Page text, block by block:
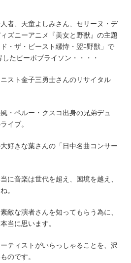
者、天童よしみさん、セリーヌ・デ
ズニーアニメ『美女と野獣』の主題
・ザ・ビースト縲恃・翌ﾆ野獣」で
たピーボブライソン・・・・
スト金子三勇士さんのリサイタル
・ペルー・クスコ出身の兄弟デュ
イブ。
好きな葉さんの「日中名曲コンサー
に音楽は世代を超え、国境を越え、
。
敵な演者さんを知ってもらう為に、
当に思います。
ティストがいらっしゃることを、沢
のです。